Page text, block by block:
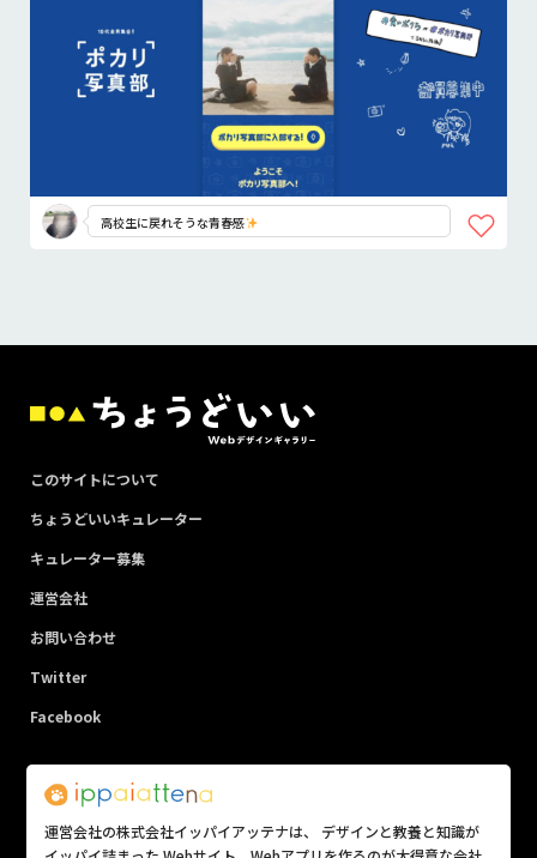
高校生に戻れそうな青春感
このサイトについて
ちょうどいいキュレーター
キュレーター募集
運営会社
お問い合わせ
Twitter
Facebook
運営会社の株式会社イッパイアッテナは、 デザインと教養と知識が